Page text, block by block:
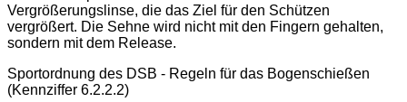
Vergrößerungslinse, die das Ziel für den Schützen
vergrößert. Die Sehne wird nicht mit den Fingern gehalten,
sondern mit dem Release.
Sportordnung des DSB - Regeln für das Bogenschießen
(Kennziffer 6.2.2.2)